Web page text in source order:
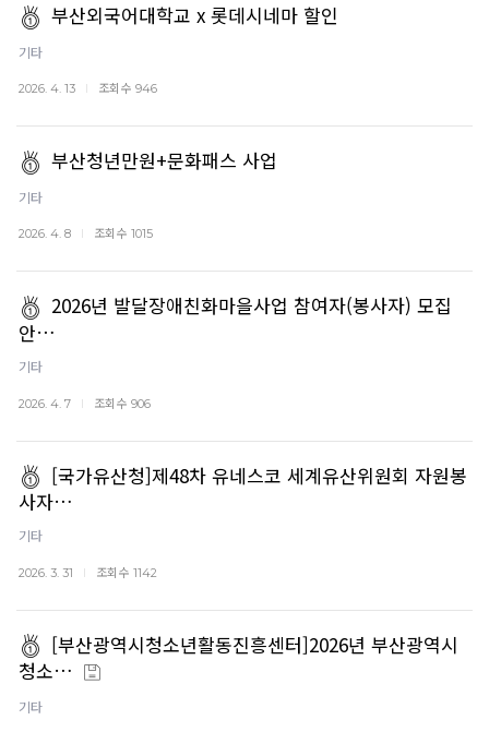
부산외국어대학교 x 롯데시네마 할인
기타
2026. 4. 13 조회수 946
부산청년만원+문화패스 사업
기타
2026. 4. 8 조회수 1015
2026년 발달장애친화마을사업 참여자(봉사자) 모집
안…
기타
2026. 4. 7 조회수 906
[국가유산청]제48차 유네스코 세계유산위원회 자원봉
사자…
기타
2026. 3. 31 조회수 1142
[부산광역시청소년활동진흥센터]2026년 부산광역시
청소…
기타